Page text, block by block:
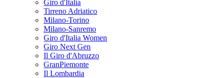
Giro d'Italia
Tirreno Adriatico
Milano-Torino
Milano-Sanremo
Giro d'Italia Women
Giro Next Gen
Il Giro d'Abruzzo
GranPiemonte
Il Lombardia